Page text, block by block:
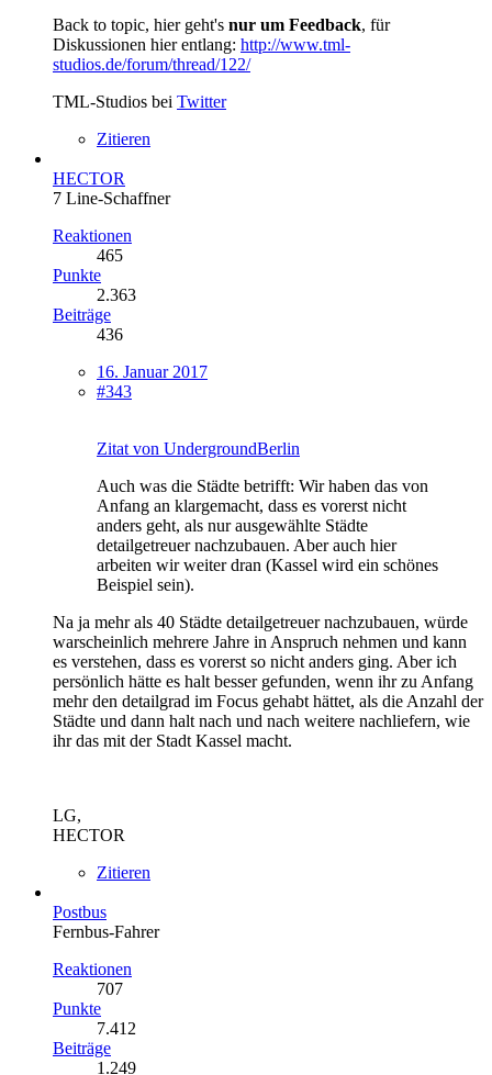
Back to topic, hier geht's nur um Feedback, für
Diskussionen hier entlang: http://www.tml-
studios.de/forum/thread/122/
TML-Studios bei Twitter
Zitieren
HECTOR
7 Line-Schaffner
Reaktionen
465
Punkte
2.363
Beiträge
436
16. Januar 2017
#343
Zitat von UndergroundBerlin
Auch was die Städte betrifft: Wir haben das von
Anfang an klargemacht, dass es vorerst nicht
anders geht, als nur ausgewählte Städte
detailgetreuer nachzubauen. Aber auch hier
arbeiten wir weiter dran (Kassel wird ein schönes
Beispiel sein).
Na ja mehr als 40 Städte detailgetreuer nachzubauen, würde
warscheinlich mehrere Jahre in Anspruch nehmen und kann
es verstehen, dass es vorerst so nicht anders ging. Aber ich
persönlich hätte es halt besser gefunden, wenn ihr zu Anfang
mehr den detailgrad im Focus gehabt hättet, als die Anzahl der
Städte und dann halt nach und nach weitere nachliefern, wie
ihr das mit der Stadt Kassel macht.
LG,
HECTOR
Zitieren
Postbus
Fernbus-Fahrer
Reaktionen
707
Punkte
7.412
Beiträge
1.249